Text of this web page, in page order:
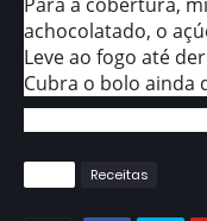
achocolatado, o
Leve ao fogo até
Cubra o bolo ainda
Receitas